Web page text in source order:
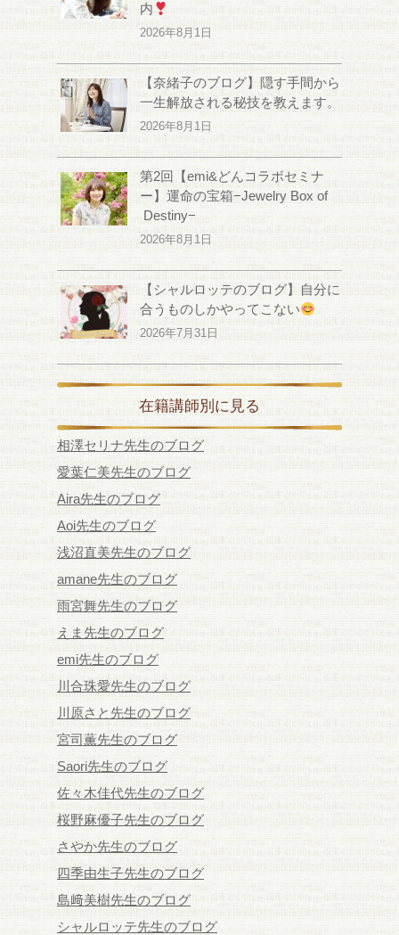
内
2026年8月1日
【奈緒子のブログ】隠す手間から
一生解放される秘技を教えます。
2026年8月1日
第2回【emi&どんコラボセミナ
ー】運命の宝箱−Jewelry Box of
Destiny−
2026年8月1日
【シャルロッテのブログ】自分に
合うものしかやってこない
2026年7月31日
在籍講師別に見る
相澤セリナ先生のブログ
愛葉仁美先生のブログ
Aira先生のブログ
Aoi先生のブログ
浅沼直美先生のブログ
amane先生のブログ
雨宮舞先生のブログ
えま先生のブログ
emi先生のブログ
川合珠愛先生のブログ
川原さと先生のブログ
宮司薫先生のブログ
Saori先生のブログ
佐々木佳代先生のブログ
桜野麻優子先生のブログ
さやか先生のブログ
四季由生子先生のブログ
島﨑美樹先生のブログ
シャルロッテ先生のブログ